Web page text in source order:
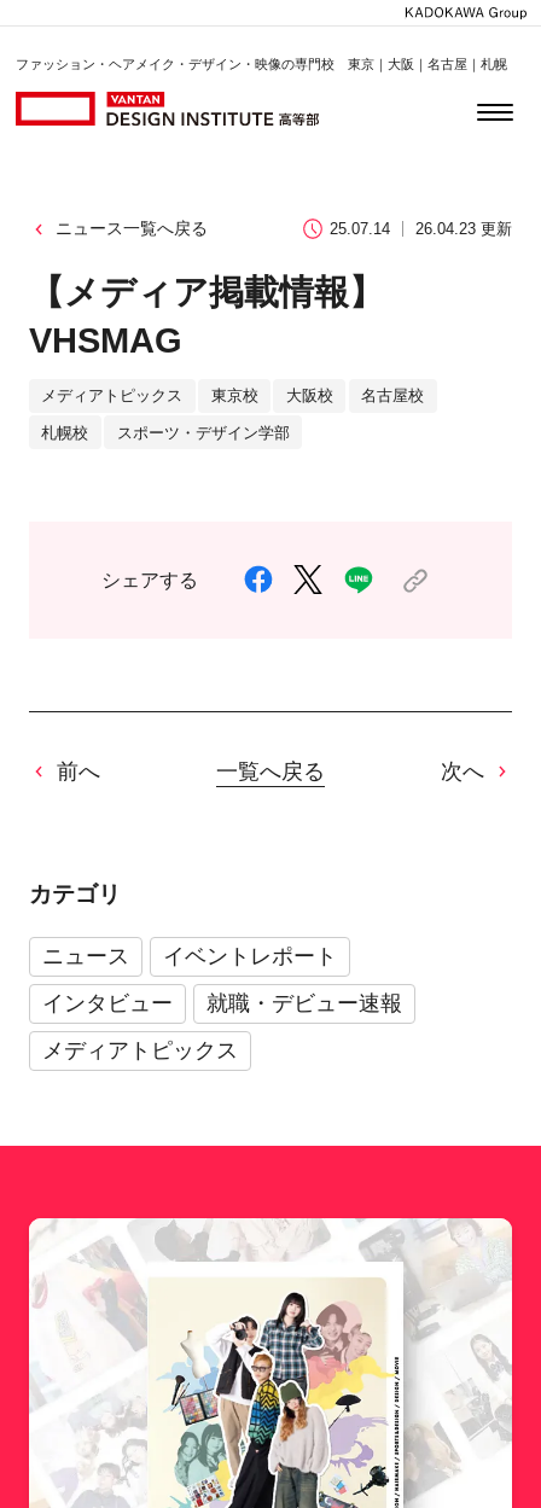
ファッション・ヘアメイク・デザイン・映像の専門校 東京｜大阪｜名古屋｜札幌
ニュース一覧へ戻る 25.07.14 26.04.23 更新
【メディア掲載情報】
VHSMAG
メディアトピックス 東京校 大阪校 名古屋校
札幌校 スポーツ・デザイン学部
シェアする
前へ 一覧へ戻る 次へ
カテゴリ
ニュース
イベントレポート
インタビュー
就職・デビュー速報
メディアトピックス